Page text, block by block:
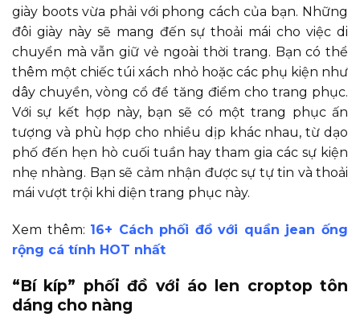
giày boots vừa phải với phong cách của bạn. Những
đôi giày này sẽ mang đến sự thoải mái cho việc di
chuyển mà vẫn giữ vẻ ngoài thời trang. Bạn có thể
thêm một chiếc túi xách nhỏ hoặc các phụ kiện như
dây chuyền, vòng cổ để tăng điểm cho trang phục.
Với sự kết hợp này, bạn sẽ có một trang phục ấn
tượng và phù hợp cho nhiều dịp khác nhau, từ dạo
phố đến hẹn hò cuối tuần hay tham gia các sự kiện
nhẹ nhàng. Bạn sẽ cảm nhận được sự tự tin và thoải
mái vượt trội khi diện trang phục này.
Xem thêm: 16+ Cách phối đồ với quần jean ống
rộng cá tính HOT nhất
“Bí kíp” phối đồ với áo len croptop tôn
dáng cho nàng